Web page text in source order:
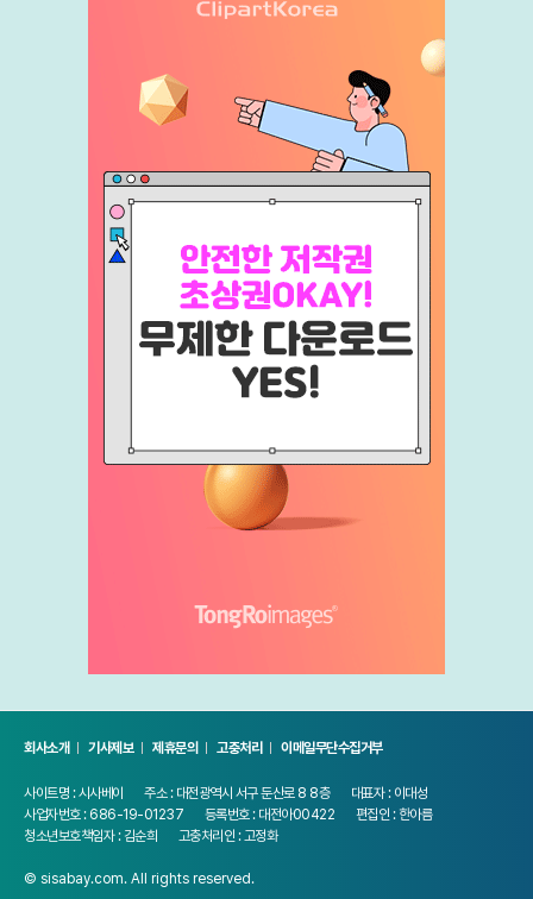
회사소개 기사제보 제휴문의 고충처리 이메일무단수집거부
사이트명 : 시사베이 주소 : 대전광역시 서구 둔산로 8 8층
대표자 : 이대성
사업자번호 : 686-19-01237
등록번호 : 대전아00422
편집인 : 한아름
청소년보호책임자 : 김순희
고충처리인 : 고정화
© sisabay.com. All rights reserved.